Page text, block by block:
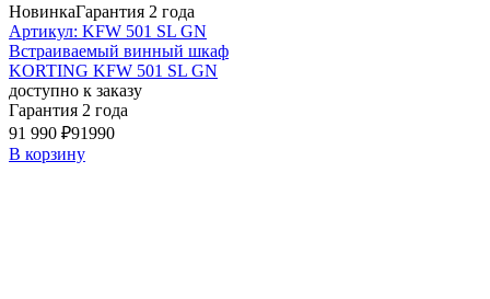
НовинкаГарантия 2 года
Артикул: KFW 501 SL GN
Встраиваемый винный шкаф
KORTING KFW 501 SL GN
доступно к заказу
Гарантия 2 года
91 990 ₽91990
В корзину